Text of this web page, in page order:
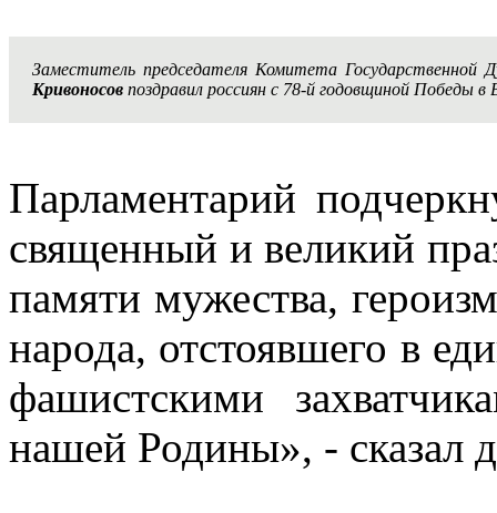
Заместитель председателя Комитета
Кривоносов поздравил россиян с 78-й годовщиной Победы
Парламентарий
священный и великий
памяти мужества,
народа, отстоявшего в
фашистскими
нашей Родины», - сказал